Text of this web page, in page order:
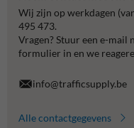
Wij zijn op werkdagen
495 473.
Vragen? Stuur een e-mail
formulier in en we
info@trafficsupply.be
Alle contactgegevens